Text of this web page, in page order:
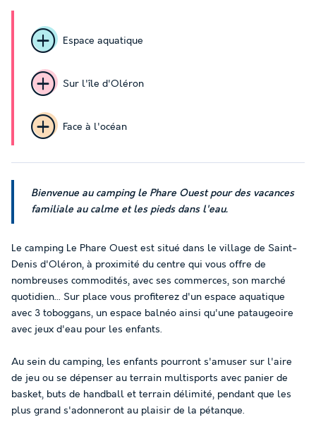
Espace aquatique
Sur l'île d'Oléron
Face à l'océan
Bienvenue au camping le Phare Ouest pour des vacances
familiale au calme et les pieds dans l'eau.
Le camping Le Phare Ouest est situé dans le village de Saint-
Denis d'Oléron, à proximité du centre qui vous offre de
nombreuses commodités, avec ses commerces, son marché
quotidien... Sur place vous profiterez d'un espace aquatique
avec 3 toboggans, un espace balnéo ainsi qu'une pataugeoire
avec jeux d'eau pour les enfants.
Au sein du camping, les enfants pourront s'amuser sur l'aire
de jeu ou se dépenser au terrain multisports avec panier de
basket, buts de handball et terrain délimité, pendant que les
plus grand s'adonneront au plaisir de la pétanque.